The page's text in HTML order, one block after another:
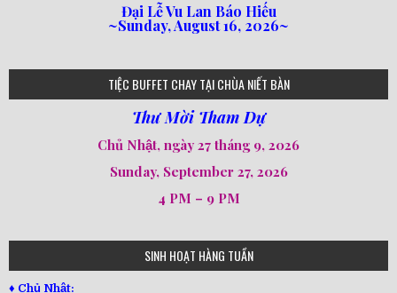
80
78
77
82
92
93
94
95
98
641
182
101
loipha2
loipha4
loipha1
loipha5
loipha7
loipha8
loipha10
loipha9
loi-phat-day
loipha15
loipha13
Đại Lễ Vu Lan Báo Hiếu
~Sunday, August 16, 2026~
TIỆC BUFFET CHAY TẠI CHÙA NIẾT BÀN
Thư Mời Tham Dự
Chủ Nhật, ngày 27 tháng 9, 2026
Sunday, September 27, 2026
4 PM – 9 PM
SINH HOẠT HÀNG TUẦN
♦ Chủ Nhật: